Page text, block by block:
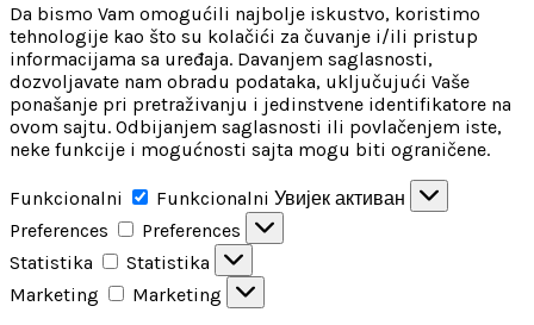
Da bismo Vam omogućili najbolje iskustvo, koristimo
tehnologije kao što su kolačići za čuvanje i/ili pristup
informacijama sa uređaja. Davanjem saglasnosti,
dozvoljavate nam obradu podataka, uključujući Vaše
ponašanje pri pretraživanju i jedinstvene identifikatore na
ovom sajtu. Odbijanjem saglasnosti ili povlačenjem iste,
neke funkcije i mogućnosti sajta mogu biti ograničene.
Funkcionalni Funkcionalni Увијек активан
Preferences
Preferences
Statistika
Statistika
Marketing
Marketing